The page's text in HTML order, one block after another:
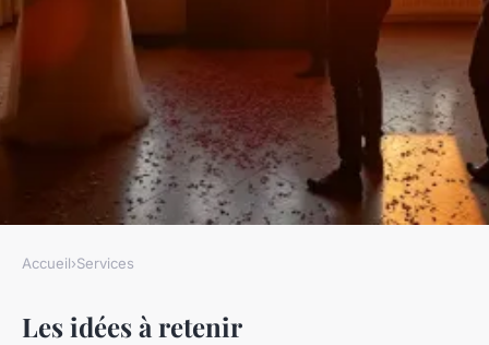
DJ mariage Bretagne : oreillez
Accueil›Services
Les idées à retenir